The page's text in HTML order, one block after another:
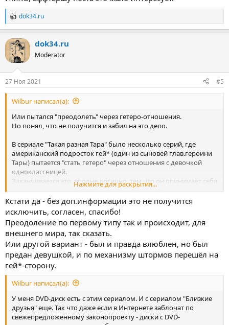
Р
е
к
ц
и
dok34.ru
dok34.ru
Moderator
27 Ноя 2021 #5
Wilbur написал(а):
Или пытался "преодолеть" через гетеро-отношения.
Но понял, что не получится и забил на это дело.
В сериале "Такая разная Тара" было несколько серий, где
американский подросток гей* (один из сыновей глав.героини
Тары) пытается "стать гетеро" через отношения с девочкой
одноклассницей.
Заканчивается это, вполне логично, тем что он принимает себя
к парню уходит.🙂
Нажмите для раскрытия...
Кстати да - без доп.информации это не получится
исключить, согласен, спасибо!
Преодоление по первому типу так и происходит, для
внешнего мира, так сказать.
Или другой вариант - был и правда влюблен, но был
предан девушкой, и по механизму штормов перешёл на
гей*-сторону.
Wilbur написал(а):
У меня DVD-диск есть с этим сериалом. И с сериалом "Близкие
друзья" еще. Так что даже если в Интернете заблочат по
свежепредложенному законопроекту - диски с DVD-